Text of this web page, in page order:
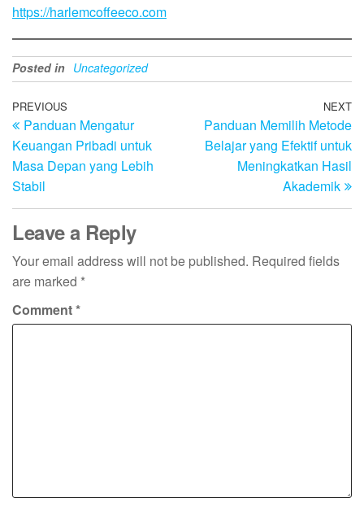
https://harlemcoffeeco.com
Posted in Uncategorized
Post
navigation
Previous
Post
PREVIOUS
Panduan Mengatur
Keuangan Pribadi untuk
Masa Depan yang Lebih
Stabil
NEXT
Panduan Memilih Metode
Belajar yang Efektif untuk
Meningkatkan Hasil
Akademik
Leave a Reply
Your email address will not be published. Required fields
are marked *
Comment*